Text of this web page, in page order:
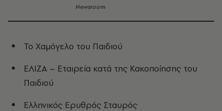
Newsroom
Το Χαμόγελο του Παιδιού
ΕΛΙΖΑ – Εταιρεία κατά της Κακοποίησης του
Παιδιού
Ελληνικός Ερυθρός Σταυρός